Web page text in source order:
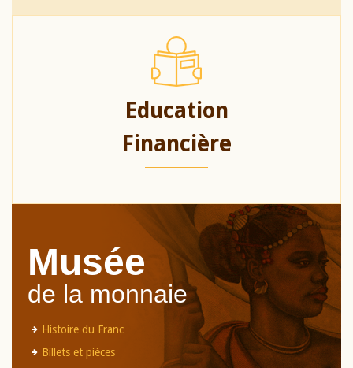
Education
Financière
Musée
de la monnaie
Histoire du Franc
Billets et pièces